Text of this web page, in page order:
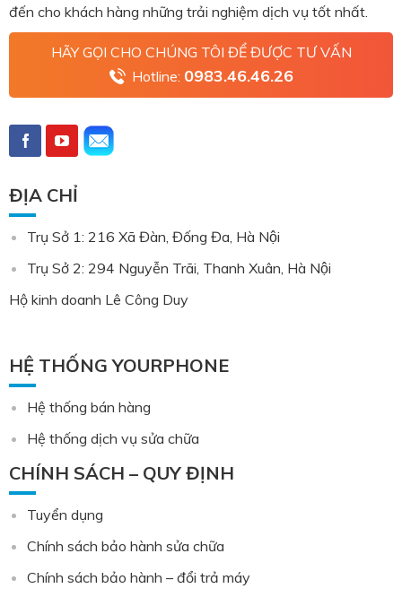
đến cho khách hàng những trải nghiệm dịch vụ tốt nhất.
HÃY GỌI CHO CHÚNG TÔI ĐỂ ĐƯỢC TƯ VẤN
Hotline: 0983.46.46.26
ĐỊA CHỈ
Trụ Sở 1: 216 Xã Đàn, Đống Đa, Hà Nội
Trụ Sở 2: 294 Nguyễn Trãi, Thanh Xuân, Hà Nội
Hộ kinh doanh Lê Công Duy
HỆ THỐNG YOURPHONE
Hệ thống bán hàng
Hệ thống dịch vụ sửa chữa
CHÍNH SÁCH – QUY ĐỊNH
Tuyển dụng
Chính sách bảo hành sửa chữa
Chính sách bảo hành – đổi trả máy